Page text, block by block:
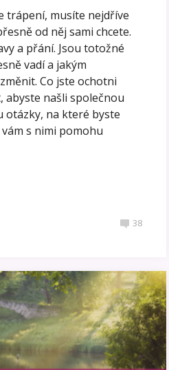
trápení, musíte nejdříve
od něj sami chcete.
a přání. Jsou totožné
vadí a jakým
Co jste ochotni
abyste našli společnou
otázky, na které byste
s nimi pomohu
38